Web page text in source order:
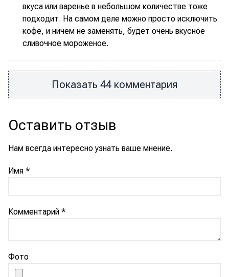
вкуса или варенье в небольшом количестве тоже
подходит. На самом деле можно просто исключить
кофе, и ничем не заменять, будет очень вкусное
сливочное мороженое.
Показать 44 комментария
Оставить отзыв
Нам всегда интересно узнать ваше мнение.
Имя *
Комментарий *
Фото